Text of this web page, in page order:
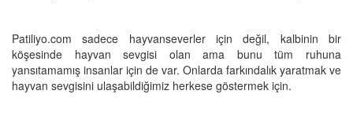
Patiliyo.com sadece hayvanseverler için değil, kalbinin bir
köşesinde hayvan sevgisi olan ama bunu tüm ruhuna
yansıtamamış insanlar için de var. Onlarda farkındalık yaratmak ve
hayvan sevgisini ulaşabildiğimiz herkese göstermek için.